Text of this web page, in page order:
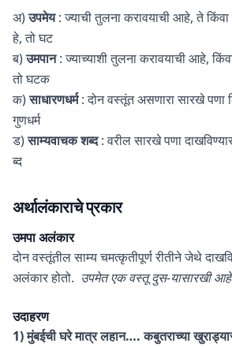
अ)उपमेय: ज्याची तुलना करावयाची आहे, ते
हे, तो घट
ब)उमपान: ज्याच्याशी तुलना करावयाची आहे,
तो घटक
क)साधारणधर्म: दोन वस्तूंत असणारा सारखे पणा
गुणधर्म
ड)साम्यवाचक शब्द: वरील सारखे पणा
ब्द
अर्थालंकाराचे प्रकार
उमपाअलंकार
दोन वस्तूंतील साम्य चमत्कृतीपूर्ण रीतीने जेथे
अलंकार होतो. उपमेत एक वस्तू दुस-यासारखी आहे
उदाहरण
1) मुंबईची घरे मात्र लहान…. कबुतराच्या